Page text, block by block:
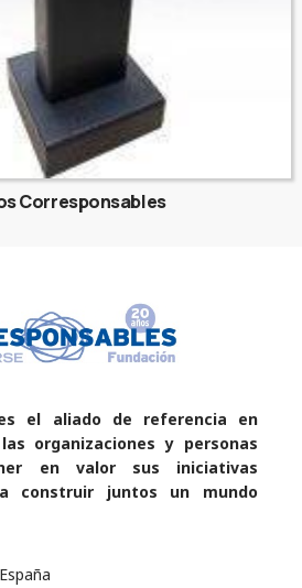
Corresponsables
es el aliado de referencia en
organizaciones y personas
en valor sus iniciativas
construir juntos un mundo